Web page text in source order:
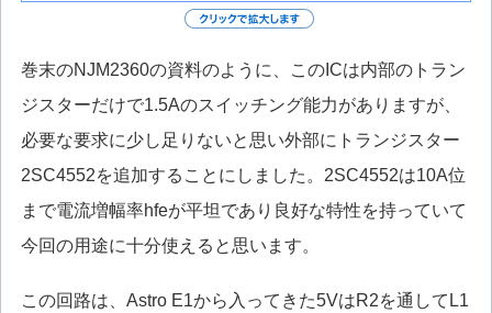
巻末のNJM2360の資料のように、このICは内部のトラン
ジスターだけで1.5Aのスイッチング能力がありますが、
必要な要求に少し足りないと思い外部にトランジスター
2SC4552を追加することにしました。2SC4552は10A位
まで電流増幅率hfeが平坦であり良好な特性を持っていて
今回の用途に十分使えると思います。
この回路は、Astro E1から入ってきた5VはR2を通してL1